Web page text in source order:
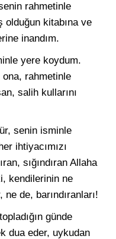
rahmetinle
olduğun kitabına ve
inandım.
yere koydum.
ona, rahmetinle
salih kullarını
senin isminle
ihtiyacımızı
sığındıran Allaha
kendilerinin ne
ne de, barındıranları!
günde
dua eder, uykudan